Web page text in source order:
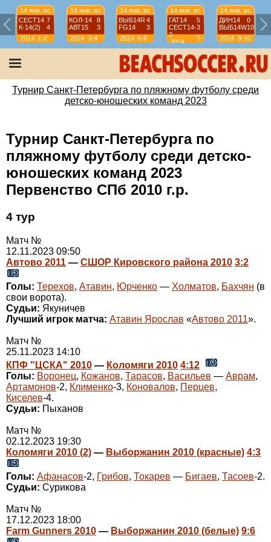
14 янв, вс
СЕСТ14 7
К-14(2)
4
2014 1-2
14 янв, вс
КОЛ-14
8
АВТ15
3
2014 3-4
14 янв, вс
ВЫБ14R 4
FG14
3
2014 5-6
14 янв, вс
ГАТ14
5
СЕСТ14-
2
3
2014
7-
8
14 янв, вс
ДИН14
0
ВЫБ14W10
2014 9-10
Турнир Санкт-Петербурга по пляжному футболу среди
детско-юношеских команд 2023
Турнир Санкт-Петербурга по
пляжному футболу среди детско-
юношеских команд 2023
Первенство СПб 2010 г.р.
4 тур
Матч №
12.11.2023 09:50
Автово 2011 — СШОР Кировского района 2010 3:2
Голы: Терехов, Атавин, Юрченко — Холматов, Бахчян (в
свои ворота).
Судьи: Якуничев
Лучший игрок матча: Атавин Ярослав «Автово 2011».
Матч №
25.11.2023 14:10
КПФ "ЦСКА" 2010 — Коломяги 2010 4:12
Голы: Воронец, Кожанов, Тарасов, Васильев — Аврам,
Артамонов-2, Клименко-3, Коновалов, Перцев,
Киселев-4.
Судьи: Пыханов
Матч №
02.12.2023 19:30
Коломяги 2010 (2) — Выборжанин 2010 (красные) 4:3
Голы: Афанасов-2, Грибов, Токарев — Бигаев, Тасоев-2.
Судьи: Сурикова
Матч №
17.12.2023 18:00
Farm Gunners 2010 — Выборжанин 2010 (белые) 9:6